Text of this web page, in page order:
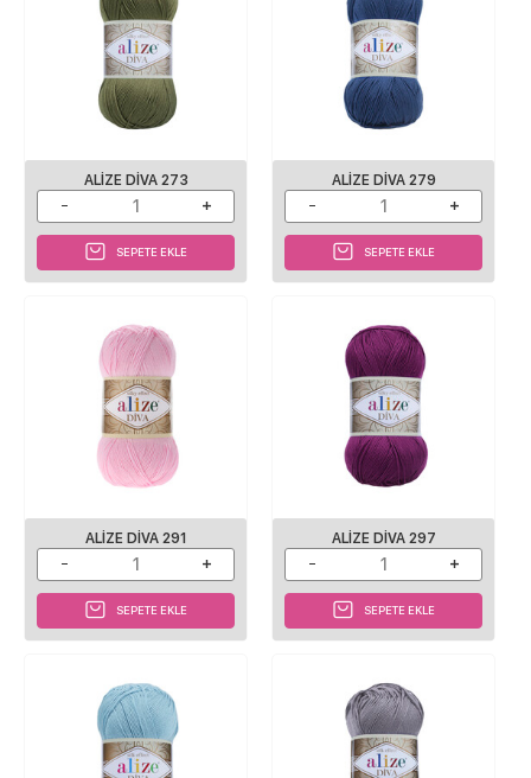
ALIZE DIVA 273
SEPETE EKLE
ALIZE DIVA 279
SEPETE EKLE
ALIZE DIVA 291
SEPETE EKLE
ALIZE DIVA 297
SEPETE EKLE